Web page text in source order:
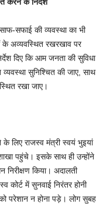
साफ-सफाई की व्यवस्था का भी
के अव्यवस्थित रखरखाव पर
दिए कि आम जनता की सुविधा
सुनिश्चित की जाए, साथ
रखा जाए।
के लिए राजस्व मंत्री स्वयं भुइयां
पहुंचे। इसके साथ ही उन्होंने
निरीक्षण किया। अदालती
कोर्ट में सुनवाई निरंतर होनी
परेशान न होना पड़े। लोग सुबह